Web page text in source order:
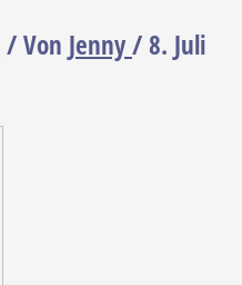
/ Von Jenny/8. Juli